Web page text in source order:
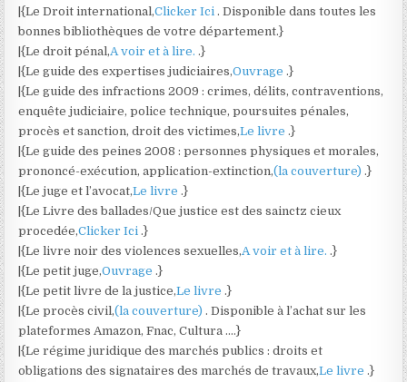
|{Le Droit international,Clicker Ici. Disponible dans toutes les
bonnes bibliothèques de votre département.}
|{Le droit pénal,A voir et à lire..}
|{Le guide des expertises judiciaires,Ouvrage.}
|{Le guide des infractions 2009 : crimes, délits, contraventions,
enquête judiciaire, police technique, poursuites pénales,
procès et sanction, droit des victimes,Le livre.}
|{Le guide des peines 2008 : personnes physiques et morales,
prononcé-exécution, application-extinction,(la couverture).}
|{Le juge et l’avocat,Le livre.}
|{Le Livre des ballades/Que justice est des sainctz cieux
procedée,Clicker Ici.}
|{Le livre noir des violences sexuelles,A voir et à lire..}
|{Le petit juge,Ouvrage.}
|{Le petit livre de la justice,Le livre.}
|{Le procès civil,(la couverture). Disponible à l’achat sur les
plateformes Amazon, Fnac, Cultura ….}
|{Le régime juridique des marchés publics : droits et
obligations des signataires des marchés de travaux,Le livre.}